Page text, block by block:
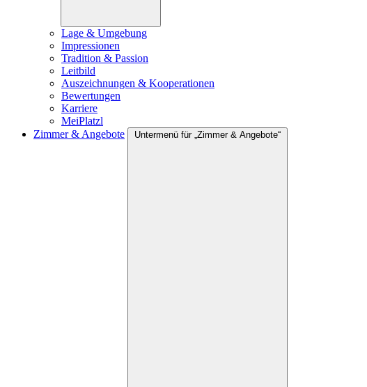
Lage & Umgebung
Impressionen
Tradition & Passion
Leitbild
Auszeichnungen & Kooperationen
Bewertungen
Karriere
MeiPlatzl
Zimmer & Angebote
Untermenü für „Zimmer & Angebote“